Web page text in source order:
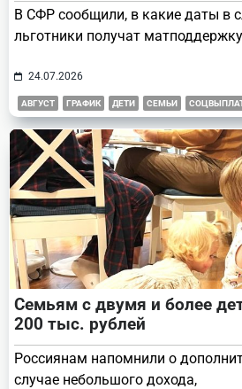
В СФР сообщили, в какие даты в
льготники получат
24.07.2026
АВГУСТ ГРАФИК ДЕТИ СЕМЬИ
Семьям с двумя и более
200 тыс. рублей
Россиянам напомнили о
случае небольшого дохода,